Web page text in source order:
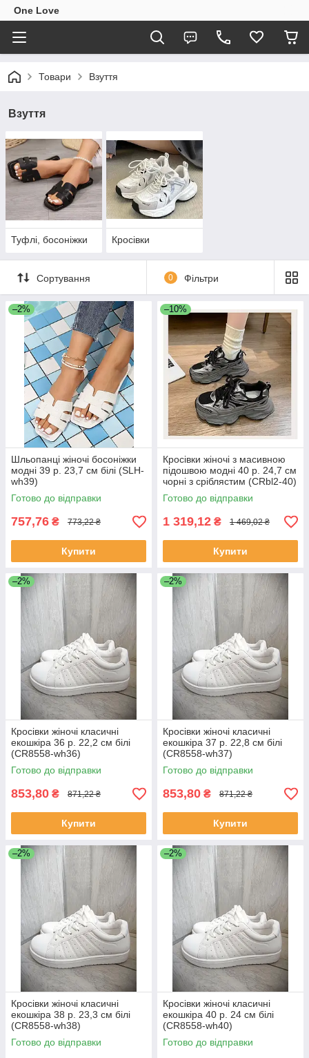
One Love
Товари Взуття
Взуття
Туфлі, босоніжки Кросівки
Сортування 0 Фільтри
–2%
Шльопанці жіночі босоніжки
модні 39 р. 23,7 см білі (SLH-
wh39)
Готово до відправки
757,76 ₴ 773,22 ₴
Купити
–10%
Кросівки жіночі з масивною
підошвою модні 40 р. 24,7 см
чорні з сріблястим (CRbl2-40)
Готово до відправки
1 319,12 ₴ 1 469,02 ₴
Купити
–2%
Кросівки жіночі класичні
екошкіра 36 р. 22,2 см білі
(CR8558-wh36)
Готово до відправки
853,80 ₴ 871,22 ₴
Купити
–2%
Кросівки жіночі класичні
екошкіра 37 р. 22,8 см білі
(CR8558-wh37)
Готово до відправки
853,80 ₴ 871,22 ₴
Купити
–2%
Кросівки жіночі класичні
екошкіра 38 р. 23,3 см білі
(CR8558-wh38)
Готово до відправки
–2%
Кросівки жіночі класичні
екошкіра 40 р. 24 см білі
(CR8558-wh40)
Готово до відправки